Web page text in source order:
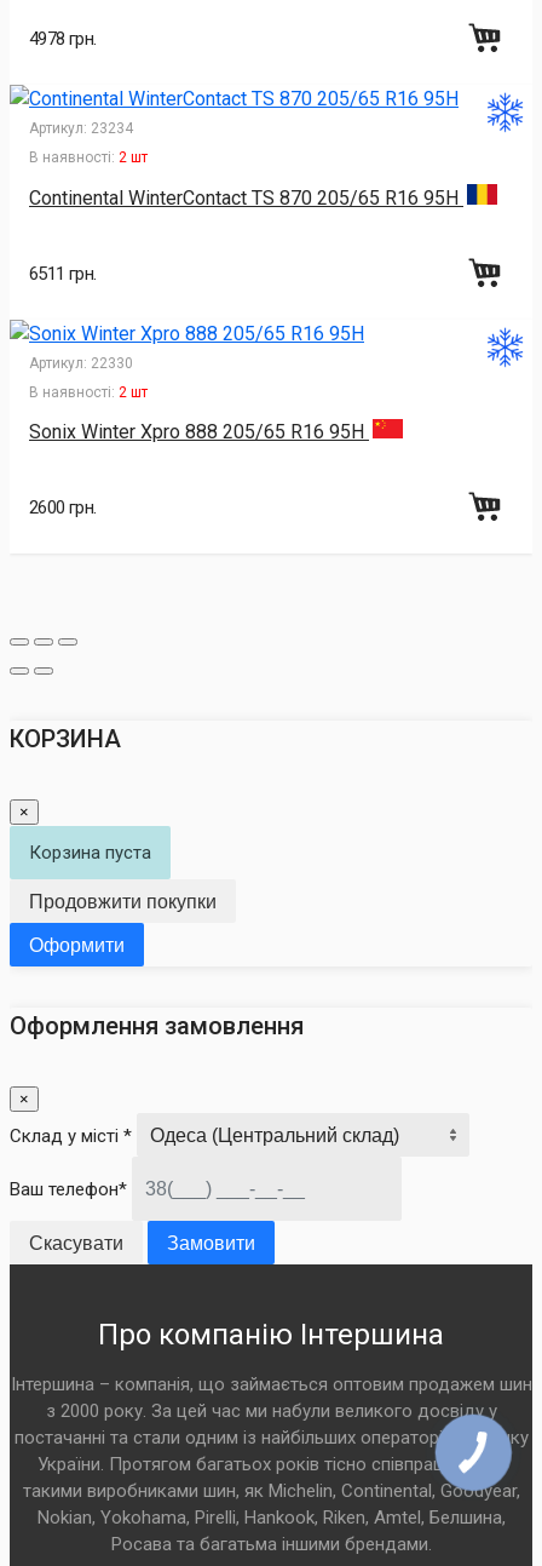
4978 грн.
Артикул: 23234
В наявності: 2 шт
Continental WinterContact TS 870 205/65 R16 95H
6511 грн.
Артикул: 22330
В наявності: 2 шт
Sonix Winter Xpro 888 205/65 R16 95H
2600 грн.
КОРЗИНА
×
Корзина пуста
Продовжити покупки
Оформити
Оформлення замовлення
×
Склад у місті *
Ваш телефон*
Скасувати Замовити
Про компанію Інтершина
Інтершина – компанія, що займається оптовим продажем шин
з 2000 року. За цей час ми набули великого досвіду у
постачанні та стали одним із найбільших операторів на ринку
України. Протягом багатьох років тісно співпрацюємо з
такими виробниками шин, як Michelin, Continental, Goodyear,
Nokian, Yokohama, Pirelli, Hankook, Riken, Amtel, Белшина,
Росава та багатьма іншими брендами.